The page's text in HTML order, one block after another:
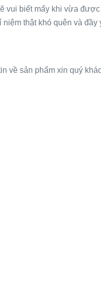
vui biết mấy khi vừa
thật khó quên và đầy
về sản phẩm xin quý